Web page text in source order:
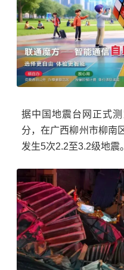
据中国地震台网正式
分，在广西柳州市柳南
发生5次2.2至3.2级地震。